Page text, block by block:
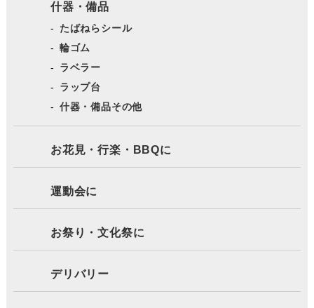
什器・備品
たばねらシール
輪ゴム
ラベラー
ラップ台
什器・備品その他
お花見・行楽・BBQに
運動会に
お祭り・文化祭に
デリバリー